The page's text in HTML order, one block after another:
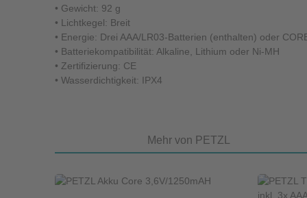
• Gewicht: 92 g
• Lichtkegel: Breit
• Energie: Drei AAA/LR03-Batterien (enthalten) oder
• Batteriekompatibilität: Alkaline, Lithium oder Ni-MH
• Zertifizierung: CE
• Wasserdichtigkeit: IPX4
Mehr von PETZL
Produktgalerie überspringen
Produkt Anzahl: Gib den